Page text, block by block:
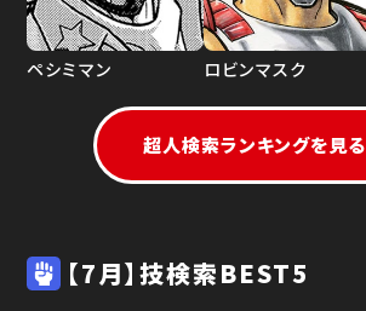
ペシミマン ロビンマスク
超人検索ランキングを見る
【7月】技検索BEST5